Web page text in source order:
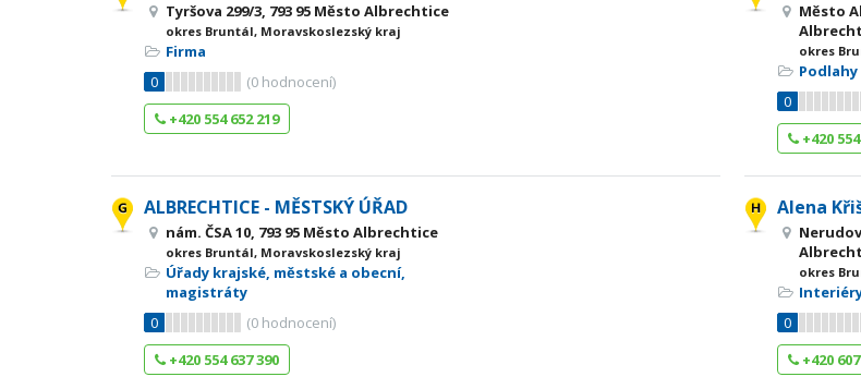
Tyršova 299/3, 793 95 Město Albrechtice
okres Bruntál, Moravskoslezský kraj
Firma
0
(0 hodnocení)
+420 554 652 219
Město
okres
Podlahy
0
+420
ALBRECHTICE - MĚSTSKÝ ÚŘAD
nám. ČSA 10, 793 95 Město Albrechtice
okres Bruntál, Moravskoslezský kraj
Úřady krajské, městské a obecní,
magistráty
0
(0 hodnocení)
+420 554 637 390
Alena
okres
0
+420